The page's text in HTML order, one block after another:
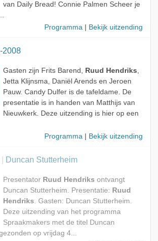
van Daily Bread! Connie Palmen Scheer je
Programma
Bekijk uitzending
2008
Gasten zijn Frits Barend, Ruud Hendriks,
Jetta Klijnsma, Daniël Arends en Jeroen
Pauw. Candy Dulfer is de tafeldame. De
presentatie is in handen van Matthijs van
Nieuwkerk. Deze uitzending is hier op een
Programma
Bekijk uitzending
Duncan Stutterheim
Presentator Ruud Hendriks ontvangt
Duncan Stutterheim. Presentatie: Ruud
Hendriks. Gasten: Duncan Stutterheim.
Deze uitzending van het programma
Spraakmakers met de titel Duncan
op vrijdag 4...